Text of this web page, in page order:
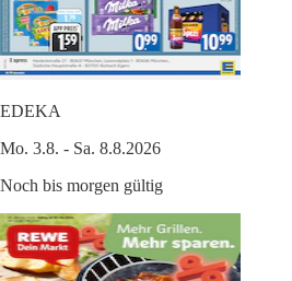
EDEKA
Mo. 3.8. - Sa. 8.8.2026
Noch bis morgen gültig